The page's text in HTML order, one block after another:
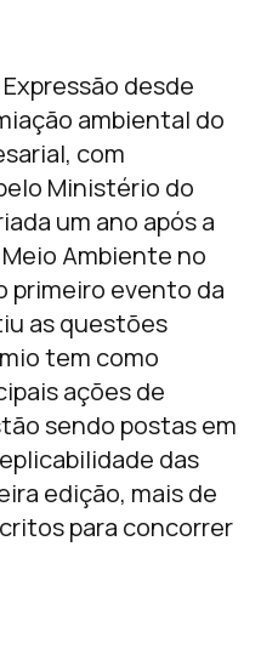
desde
ambiental do
com
Ministério do
um ano após a
Ambiente no
primeiro evento da
as questões
tem como
ações de
sendo postas em
das
edição, mais de
para concorrer